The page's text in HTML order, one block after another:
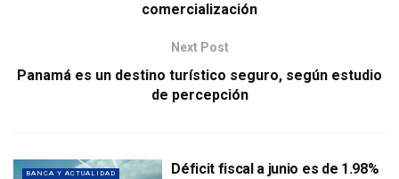
comercialización
Next Post
Panamá es un destino turístico seguro, según estudio
de percepción
BANCA Y ACTUALIDAD
Déficit fiscal a junio es de 1.98%